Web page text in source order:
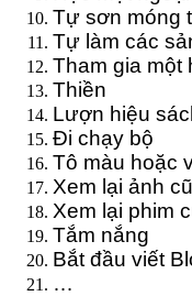
Tự sơn móng
Tự làm các
Tham gia một
Thiền
Lượn hiệu
Đi chạy bộ
Tô màu hoặc
Xem lại ảnh cũ
Xem lại phim
Tắm nắng
Bắt đầu viết
…